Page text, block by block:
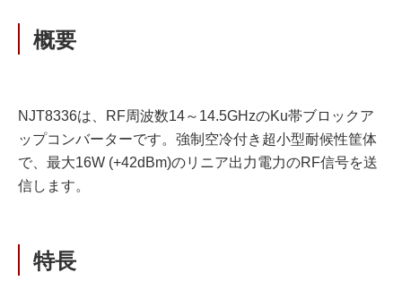
概要
NJT8336は、RF周波数14～14.5GHzのKu帯ブロックア
ップコンバーターです。強制空冷付き超小型耐候性筐体
で、最大16W (+42dBm)のリニア出力電力のRF信号を送
信します。
特長